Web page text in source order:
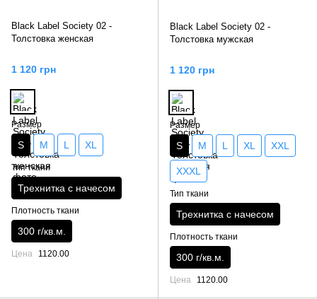
Black Label Society 02 -
Толстовка женская
1 120 грн
Размер
S M L XL
Тип ткани
Трехнитка с начесом
Плотность ткани
300 г/кв.м.
Цена 1120.00
Black Label Society 02 -
Толстовка мужская
1 120 грн
Размер
S M L XL XXL
XXXL
Тип ткани
Трехнитка с начесом
Плотность ткани
300 г/кв.м.
Цена 1120.00